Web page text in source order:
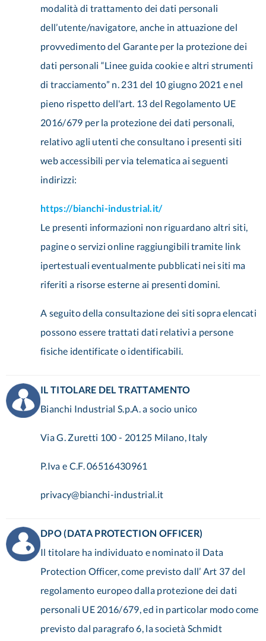
modalità di trattamento dei dati personali
dell’utente/navigatore, anche in attuazione del
provvedimento del Garante per la protezione dei
dati personali “Linee guida cookie e altri strumenti
di tracciamento” n. 231 del 10 giugno 2021 e nel
pieno rispetto dell'art. 13 del Regolamento UE
2016/679 per la protezione dei dati personali,
relativo agli utenti che consultano i presenti siti
web accessibili per via telematica ai seguenti
indirizzi:
https://bianchi-industrial.it/
Le presenti informazioni non riguardano altri siti,
pagine o servizi online raggiungibili tramite link
ipertestuali eventualmente pubblicati nei siti ma
riferiti a risorse esterne ai presenti domini.
A seguito della consultazione dei siti sopra elencati
possono essere trattati dati relativi a persone
fisiche identificate o identificabili.
IL TITOLARE DEL TRATTAMENTO
Bianchi Industrial S.p.A. a socio unico
Via G. Zuretti 100 - 20125 Milano, Italy
P.Iva e C.F. 06516430961
privacy@bianchi-industrial.it
DPO (DATA PROTECTION OFFICER)
Il titolare ha individuato e nominato il Data
Protection Officer, come previsto dall’ Art 37 del
regolamento europeo dalla protezione dei dati
personali UE 2016/679, ed in particolar modo come
previsto dal paragrafo 6, la società Schmidt